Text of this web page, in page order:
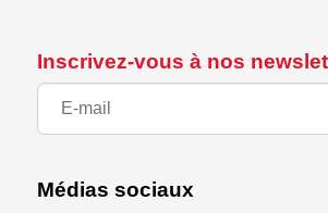
Inscrivez-vous à nos
Médias sociaux